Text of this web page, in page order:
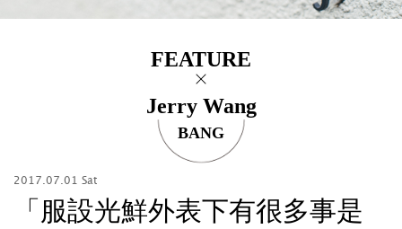
FEATURE
Jerry Wang
BANG
2017.07.01 Sat
「服設光鮮外表下有很多事是